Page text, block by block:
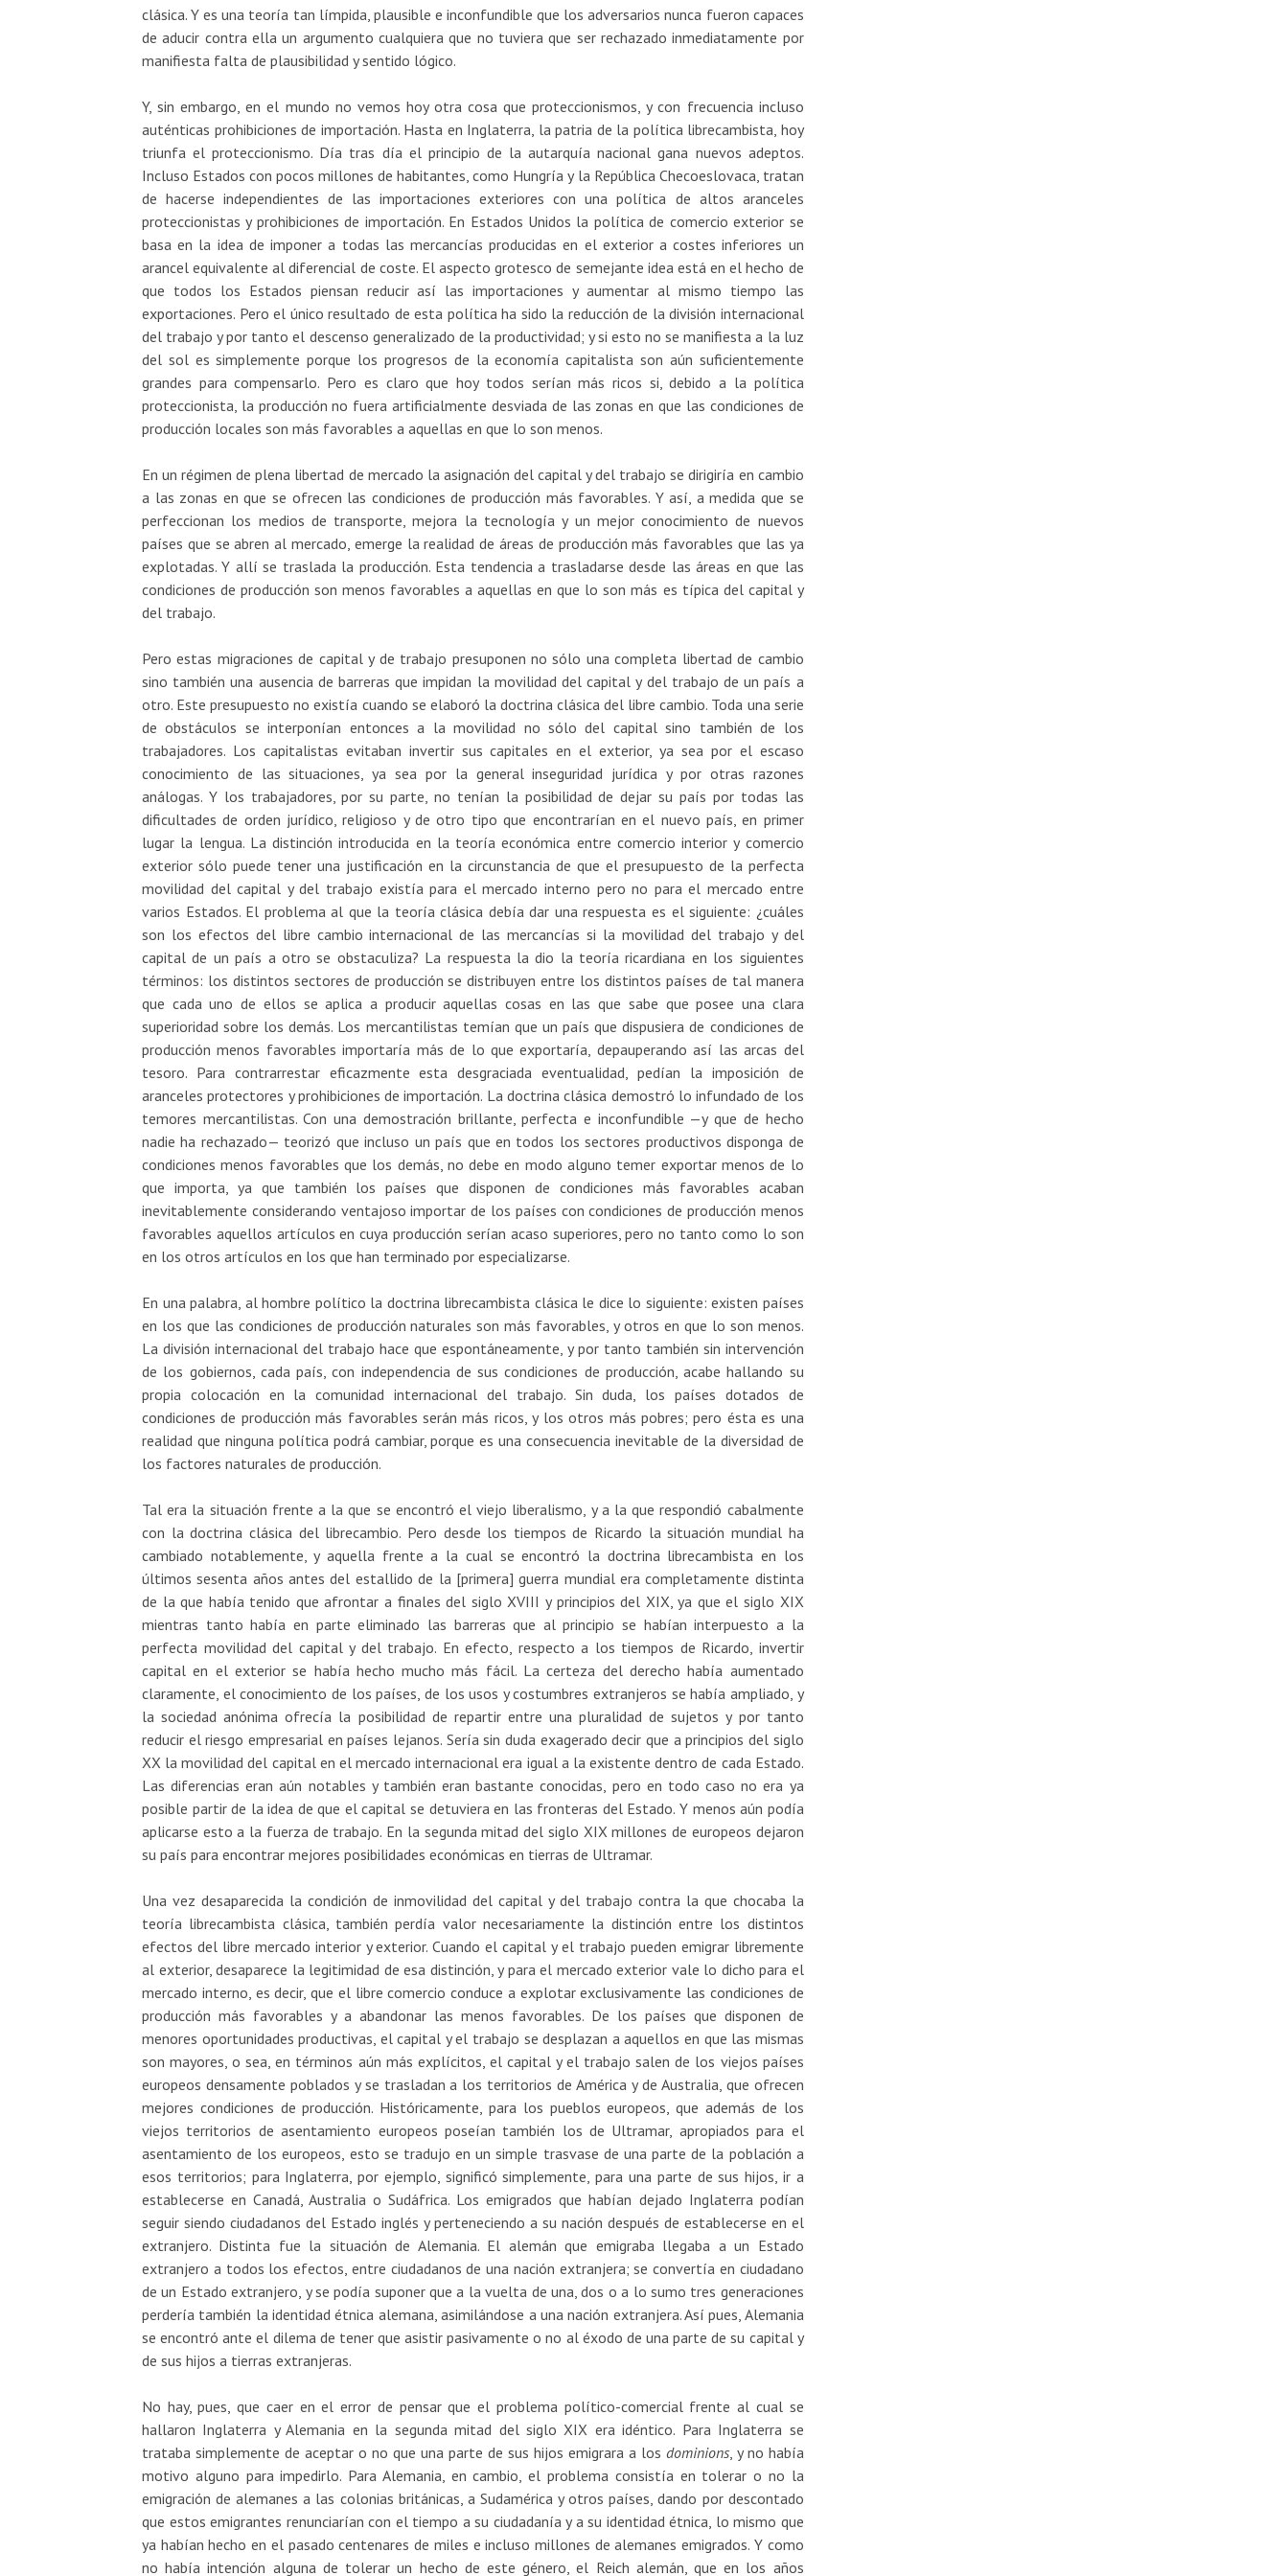
clásica. Y es una teoría tan límpida, plausible e inconfundible que los adversarios nunca fueron capaces
de aducir contra ella un argumento cualquiera que no tuviera que ser rechazado inmediatamente por
manifiesta falta de plausibilidad y sentido lógico.
Y, sin embargo, en el mundo no vemos hoy otra cosa que proteccionismos, y con frecuencia incluso
auténticas prohibiciones de importación. Hasta en Inglaterra, la patria de la política librecambista, hoy
triunfa el proteccionismo. Día tras día el principio de la autarquía nacional gana nuevos adeptos.
Incluso Estados con pocos millones de habitantes, como Hungría y la República Checoeslovaca, tratan
de hacerse independientes de las importaciones exteriores con una política de altos aranceles
proteccionistas y prohibiciones de importación. En Estados Unidos la política de comercio exterior se
basa en la idea de imponer a todas las mercancías producidas en el exterior a costes inferiores un
arancel equivalente al diferencial de coste. El aspecto grotesco de semejante idea está en el hecho de
que todos los Estados piensan reducir así las importaciones y aumentar al mismo tiempo las
exportaciones. Pero el único resultado de esta política ha sido la reducción de la división internacional
del trabajo y por tanto el descenso generalizado de la productividad; y si esto no se manifiesta a la luz
del sol es simplemente porque los progresos de la economía capitalista son aún suficientemente
grandes para compensarlo. Pero es claro que hoy todos serían más ricos si, debido a la política
proteccionista, la producción no fuera artificialmente desviada de las zonas en que las condiciones de
producción locales son más favorables a aquellas en que lo son menos.
En un régimen de plena libertad de mercado la asignación del capital y del trabajo se dirigiría en cambio
a las zonas en que se ofrecen las condiciones de producción más favorables. Y así, a medida que se
perfeccionan los medios de transporte, mejora la tecnología y un mejor conocimiento de nuevos
países que se abren al mercado, emerge la realidad de áreas de producción más favorables que las ya
explotadas. Y allí se traslada la producción. Esta tendencia a trasladarse desde las áreas en que las
condiciones de producción son menos favorables a aquellas en que lo son más es típica del capital y
del trabajo.
Pero estas migraciones de capital y de trabajo presuponen no sólo una completa libertad de cambio
sino también una ausencia de barreras que impidan la movilidad del capital y del trabajo de un país a
otro. Este presupuesto no existía cuando se elaboró la doctrina clásica del libre cambio. Toda una serie
de obstáculos se interponían entonces a la movilidad no sólo del capital sino también de los
trabajadores. Los capitalistas evitaban invertir sus capitales en el exterior, ya sea por el escaso
conocimiento de las situaciones, ya sea por la general inseguridad jurídica y por otras razones
análogas. Y los trabajadores, por su parte, no tenían la posibilidad de dejar su país por todas las
dificultades de orden jurídico, religioso y de otro tipo que encontrarían en el nuevo país, en primer
lugar la lengua. La distinción introducida en la teoría económica entre comercio interior y comercio
exterior sólo puede tener una justificación en la circunstancia de que el presupuesto de la perfecta
movilidad del capital y del trabajo existía para el mercado interno pero no para el mercado entre
varios Estados. El problema al que la teoría clásica debía dar una respuesta es el siguiente: ¿cuáles
son los efectos del libre cambio internacional de las mercancías si la movilidad del trabajo y del
capital de un país a otro se obstaculiza? La respuesta la dio la teoría ricardiana en los siguientes
términos: los distintos sectores de producción se distribuyen entre los distintos países de tal manera
que cada uno de ellos se aplica a producir aquellas cosas en las que sabe que posee una clara
superioridad sobre los demás. Los mercantilistas temían que un país que dispusiera de condiciones de
producción menos favorables importaría más de lo que exportaría, depauperando así las arcas del
tesoro. Para contrarrestar eficazmente esta desgraciada eventualidad, pedían la imposición de
aranceles protectores y prohibiciones de importación. La doctrina clásica demostró lo infundado de los
temores mercantilistas. Con una demostración brillante, perfecta e inconfundible —y que de hecho
nadie ha rechazado— teorizó que incluso un país que en todos los sectores productivos disponga de
condiciones menos favorables que los demás, no debe en modo alguno temer exportar menos de lo
que importa, ya que también los países que disponen de condiciones más favorables acaban
inevitablemente considerando ventajoso importar de los países con condiciones de producción menos
favorables aquellos artículos en cuya producción serían acaso superiores, pero no tanto como lo son
en los otros artículos en los que han terminado por especializarse.
En una palabra, al hombre político la doctrina librecambista clásica le dice lo siguiente: existen países
en los que las condiciones de producción naturales son más favorables, y otros en que lo son menos.
La división internacional del trabajo hace que espontáneamente, y por tanto también sin intervención
de los gobiernos, cada país, con independencia de sus condiciones de producción, acabe hallando su
propia colocación en la comunidad internacional del trabajo. Sin duda, los países dotados de
condiciones de producción más favorables serán más ricos, y los otros más pobres; pero ésta es una
realidad que ninguna política podrá cambiar, porque es una consecuencia inevitable de la diversidad de
los factores naturales de producción.
Tal era la situación frente a la que se encontró el viejo liberalismo, y a la que respondió cabalmente
con la doctrina clásica del librecambio. Pero desde los tiempos de Ricardo la situación mundial ha
cambiado notablemente, y aquella frente a la cual se encontró la doctrina librecambista en los
últimos sesenta años antes del estallido de la [primera] guerra mundial era completamente distinta
de la que había tenido que afrontar a finales del siglo XVIII y principios del XIX, ya que el siglo XIX
mientras tanto había en parte eliminado las barreras que al principio se habían interpuesto a la
perfecta movilidad del capital y del trabajo. En efecto, respecto a los tiempos de Ricardo, invertir
capital en el exterior se había hecho mucho más fácil. La certeza del derecho había aumentado
claramente, el conocimiento de los países, de los usos y costumbres extranjeros se había ampliado, y
la sociedad anónima ofrecía la posibilidad de repartir entre una pluralidad de sujetos y por tanto
reducir el riesgo empresarial en países lejanos. Sería sin duda exagerado decir que a principios del siglo
XX la movilidad del capital en el mercado internacional era igual a la existente dentro de cada Estado.
Las diferencias eran aún notables y también eran bastante conocidas, pero en todo caso no era ya
posible partir de la idea de que el capital se detuviera en las fronteras del Estado. Y menos aún podía
aplicarse esto a la fuerza de trabajo. En la segunda mitad del siglo XIX millones de europeos dejaron
su país para encontrar mejores posibilidades económicas en tierras de Ultramar.
Una vez desaparecida la condición de inmovilidad del capital y del trabajo contra la que chocaba la
teoría librecambista clásica, también perdía valor necesariamente la distinción entre los distintos
efectos del libre mercado interior y exterior. Cuando el capital y el trabajo pueden emigrar libremente
al exterior, desaparece la legitimidad de esa distinción, y para el mercado exterior vale lo dicho para el
mercado interno, es decir, que el libre comercio conduce a explotar exclusivamente las condiciones de
producción más favorables y a abandonar las menos favorables. De los países que disponen de
menores oportunidades productivas, el capital y el trabajo se desplazan a aquellos en que las mismas
son mayores, o sea, en términos aún más explícitos, el capital y el trabajo salen de los viejos países
europeos densamente poblados y se trasladan a los territorios de América y de Australia, que ofrecen
mejores condiciones de producción. Históricamente, para los pueblos europeos, que además de los
viejos territorios de asentamiento europeos poseían también los de Ultramar, apropiados para el
asentamiento de los europeos, esto se tradujo en un simple trasvase de una parte de la población a
esos territorios; para Inglaterra, por ejemplo, significó simplemente, para una parte de sus hijos, ir a
establecerse en Canadá, Australia o Sudáfrica. Los emigrados que habían dejado Inglaterra podían
seguir siendo ciudadanos del Estado inglés y perteneciendo a su nación después de establecerse en el
extranjero. Distinta fue la situación de Alemania. El alemán que emigraba llegaba a un Estado
extranjero a todos los efectos, entre ciudadanos de una nación extranjera; se convertía en ciudadano
de un Estado extranjero, y se podía suponer que a la vuelta de una, dos o a lo sumo tres generaciones
perdería también la identidad étnica alemana, asimilándose a una nación extranjera. Así pues, Alemania
se encontró ante el dilema de tener que asistir pasivamente o no al éxodo de una parte de su capital y
de sus hijos a tierras extranjeras.
No hay, pues, que caer en el error de pensar que el problema político-comercial frente al cual se
hallaron Inglaterra y Alemania en la segunda mitad del siglo XIX era idéntico. Para Inglaterra se
trataba simplemente de aceptar o no que una parte de sus hijos emigrara a los dominions, y no había
motivo alguno para impedirlo. Para Alemania, en cambio, el problema consistía en tolerar o no la
emigración de alemanes a las colonias británicas, a Sudamérica y otros países, dando por descontado
que estos emigrantes renunciarían con el tiempo a su ciudadanía y a su identidad étnica, lo mismo que
ya habían hecho en el pasado centenares de miles e incluso millones de alemanes emigrados. Y como
no había intención alguna de tolerar un hecho de este género, el Reich alemán, que en los años